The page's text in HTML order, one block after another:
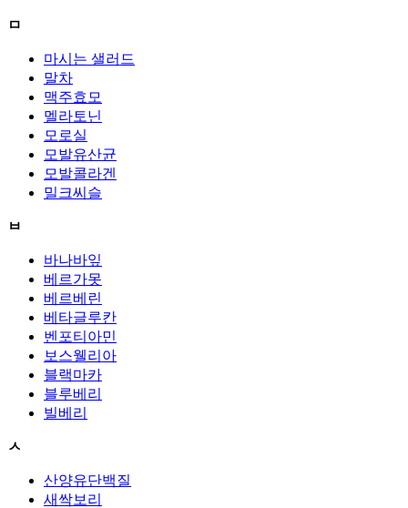
ㅁ
마시는 샐러드
말차
맥주효모
멜라토닌
모로실
모발유산균
모발콜라겐
밀크씨슬
ㅂ
바나바잎
베르가못
베르베린
베타글루칸
벤포티아민
보스웰리아
블랙마카
블루베리
빌베리
ㅅ
산양유단백질
새싹보리